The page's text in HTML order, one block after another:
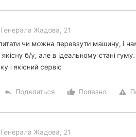
Генерала Жадова, 21
чи можна перевзути машину, і
б/у, але в ідеальному стані гуму.
і якісний сервіс
reply Поделиться thumb_up_alt
Полезно warning
Генерала Жадова, 21